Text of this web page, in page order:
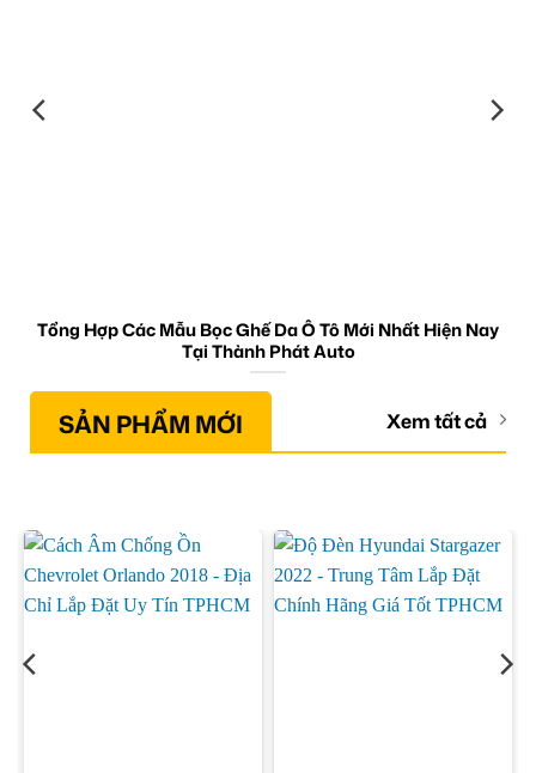
Tổng Hợp Các Mẫu Bọc Ghế Da Ô Tô Mới Nhất Hiện Nay
Tại Thành Phát Auto
SẢN PHẨM MỚI Xem tất cả